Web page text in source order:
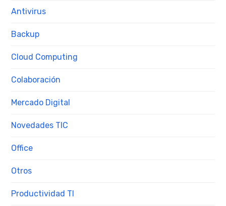
Antivirus
Backup
Cloud Computing
Colaboración
Mercado Digital
Novedades TIC
Office
Otros
Productividad TI